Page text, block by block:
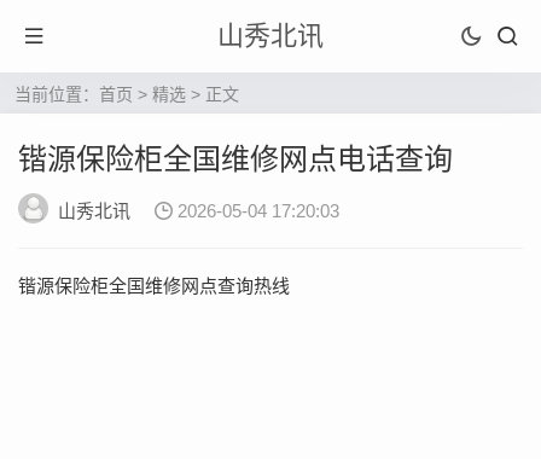
山秀北讯
当前位置： 首页 > 精选 > 正文
锴源保险柜全国维修网点电话查询
山秀北讯 2026-05-04 17:20:03
锴源保险柜全国维修网点查询热线